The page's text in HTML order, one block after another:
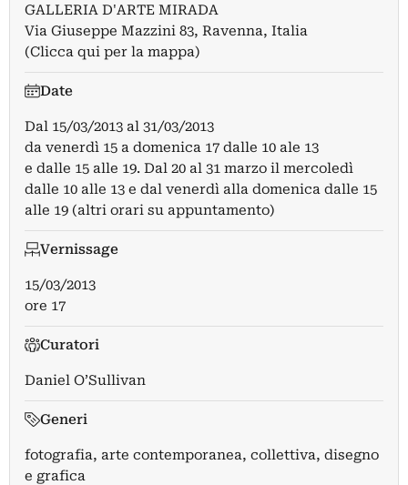
GALLERIA D'ARTE MIRADA
Via Giuseppe Mazzini 83, Ravenna, Italia
(Clicca qui per la mappa)
Date
Dal 15/03/2013 al 31/03/2013
da venerdì 15 a domenica 17 dalle 10 ale 13
e dalle 15 alle 19. Dal 20 al 31 marzo il mercoledì
dalle 10 alle 13 e dal venerdì alla domenica dalle 15
alle 19 (altri orari su appuntamento)
Vernissage
15/03/2013
ore 17
Curatori
Daniel O’Sullivan
Generi
fotografia, arte contemporanea, collettiva, disegno
e grafica